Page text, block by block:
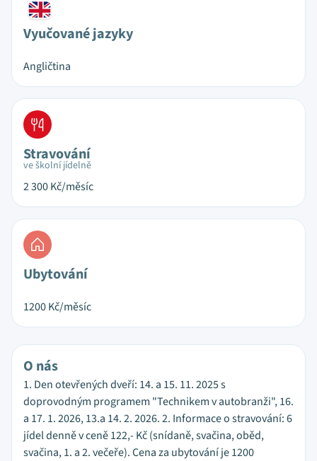
Vyučované jazyky
Angličtina
Stravování
ve školní jídelně
2 300Kč/měsíc
Ubytování
1200Kč/měsíc
O nás
1. Den otevřených dveří: 14. a 15. 11. 2025 s
doprovodným programem "Technikem v autobranži", 16.
a 17. 1. 2026, 13.a 14. 2. 2026. 2. Informace o stravování: 6
jídel denně v ceně 122,- Kč (snídaně, svačina, oběd,
svačina, 1. a 2. večeře). Cena za ubytování je 1200